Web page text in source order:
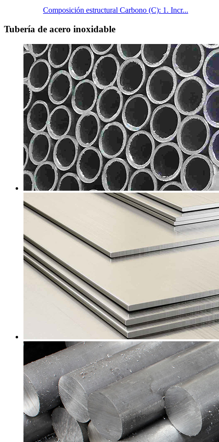
Composición estructural Carbono (C): 1. Incr...
Tubería de acero inoxidable